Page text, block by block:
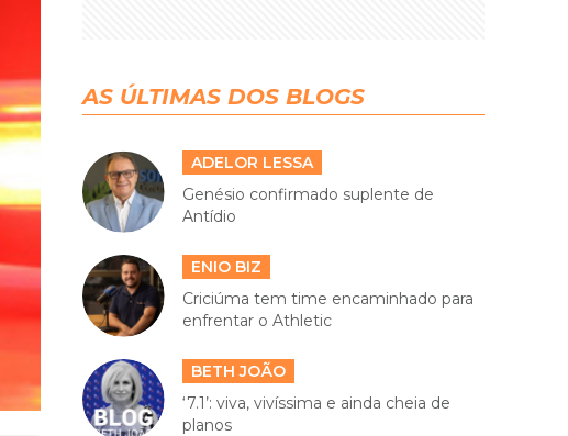
AS ÚLTIMAS DOS BLOGS
ADELOR LESSA
Genésio confirmado suplente de
Antídio
ENIO BIZ
Criciúma tem time encaminhado para
enfrentar o Athletic
BETH JOÃO
‘7.1’: viva, vivíssima e ainda cheia de
planos